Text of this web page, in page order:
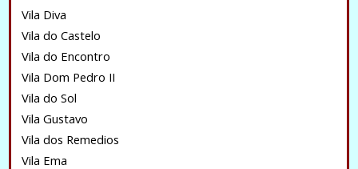
Vila Diva
Vila do Castelo
Vila do Encontro
Vila Dom Pedro II
Vila do Sol
Vila Gustavo
Vila dos Remedios
Vila Ema